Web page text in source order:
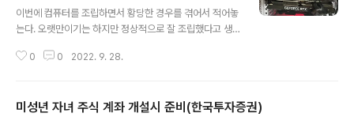
이번에 컴퓨터를 조립하면서 황당한 경우를 겪어서 적어놓
는다. 오랫만이기는 하지만 정상적으로 잘 조립했다고 생
위와같이 메인보드에 LED는 들어온다는 거다... 파워는 확
이블 8핀짜리가... 파워서플라이에 여러개가 있어서.. 그중
0 0 2022. 9. 28.
미성년 자녀 주식 계좌 개설시 준비(한국투자증권)